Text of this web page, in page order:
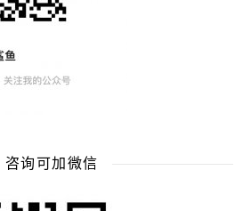
咨询可加微信